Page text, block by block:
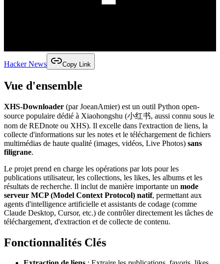
Hacker News Copy Link
Vue d'ensemble
XHS-Downloader (par JoeanAmier) est un outil Python open-
source populaire dédié à Xiaohongshu (小红书, aussi connu sous le
nom de REDnote ou XHS). Il excelle dans l'extraction de liens, la
collecte d'informations sur les notes et le téléchargement de fichiers
multimédias de haute qualité (images, vidéos, Live Photos) sans
filigrane.
Le projet prend en charge les opérations par lots pour les
publications utilisateur, les collections, les likes, les albums et les
résultats de recherche. Il inclut de manière importante un mode
serveur MCP (Model Context Protocol) natif, permettant aux
agents d'intelligence artificielle et assistants de codage (comme
Claude Desktop, Cursor, etc.) de contrôler directement les tâches de
téléchargement, d'extraction et de collecte de contenu.
Fonctionnalités Clés